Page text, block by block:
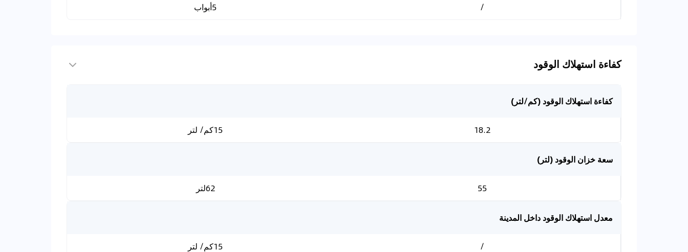
/ 5أبواب
كفاءة استهلاك الوقود
كفاءة استهلاك الوقود (كم/لتر)
18.2 15كم/ لتر
سعة خزان الوقود (لتر)
55 62لتر
معدل استهلاك الوقود داخل المدينة
/ 15كم/ لتر